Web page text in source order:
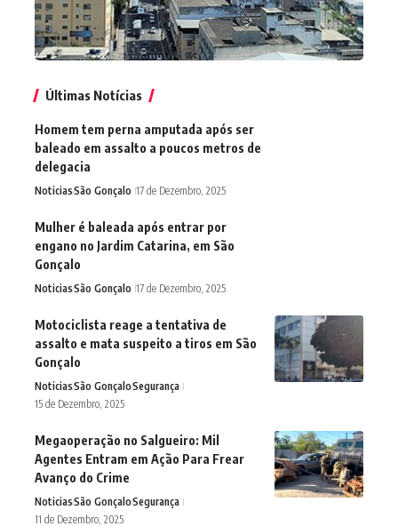
Últimas Notícias
Homem tem perna amputada após ser
baleado em assalto a poucos metros de
delegacia
NoticiasSão Gonçalo 17 de Dezembro, 2025
Mulher é baleada após entrar por
engano no Jardim Catarina, em São
Gonçalo
NoticiasSão Gonçalo 17 de Dezembro, 2025
Motociclista reage a tentativa de
assalto e mata suspeito a tiros em São
Gonçalo
NoticiasSão GonçaloSegurança
15 de Dezembro, 2025
Megaoperação no Salgueiro: Mil
Agentes Entram em Ação Para Frear
Avanço do Crime
NoticiasSão GonçaloSegurança
11 de Dezembro, 2025